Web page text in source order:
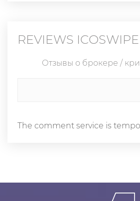
REVIEWS ICOSWIPE
Отзывы о брокере /
The comment service is